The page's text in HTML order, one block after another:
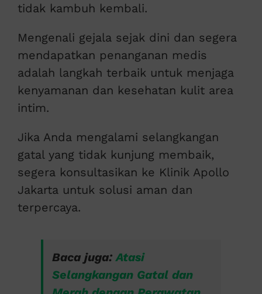
tidak kambuh kembali.
Mengenali gejala sejak dini dan segera
mendapatkan penanganan medis
adalah langkah terbaik untuk menjaga
kenyamanan dan kesehatan kulit area
intim.
Jika Anda mengalami selangkangan
gatal yang tidak kunjung membaik,
segera konsultasikan ke Klinik Apollo
Jakarta untuk solusi aman dan
terpercaya.
Baca juga: Atasi
Selangkangan Gatal dan